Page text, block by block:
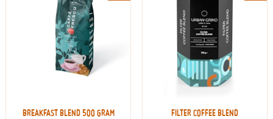
BREAKFAST BLEND 500 GRAM
FILTER COFFEE BLEND